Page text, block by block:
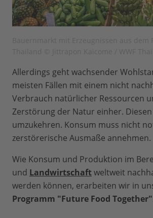
Allerdings geht wachsender
meisten Fällen mit einem nicht
Verbrauch natürlicher Ressourcen
Zerstörung der Natur einher.
umzukehren. Konsum muss nicht
zerstörerische Ausmaße annehmen.
Wie Konsum und Produktion im
und Landwirtschaftweltweit
werden können, erarbeiten wir in
Programm "Future Food Together"